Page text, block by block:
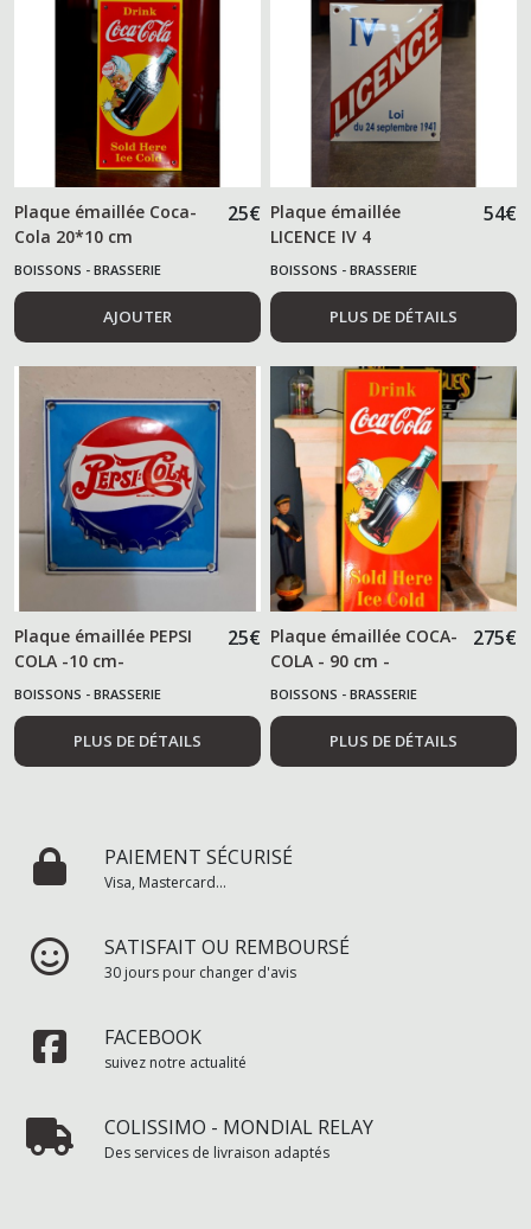
Plaque émaillée Coca-
Cola 20*10 cm
25€
BOISSONS - BRASSERIE
AJOUTER
Plaque émaillée
LICENCE IV 4
54€
BOISSONS - BRASSERIE
PLUS DE DÉTAILS
Plaque émaillée PEPSI
COLA -10 cm-
25€
BOISSONS - BRASSERIE
PLUS DE DÉTAILS
Plaque émaillée COCA-
COLA - 90 cm -
275€
BOISSONS - BRASSERIE
PLUS DE DÉTAILS
PAIEMENT SÉCURISÉ
Visa, Mastercard...
SATISFAIT OU REMBOURSÉ
30 jours pour changer d'avis
FACEBOOK
suivez notre actualité
COLISSIMO - MONDIAL RELAY
Des services de livraison adaptés